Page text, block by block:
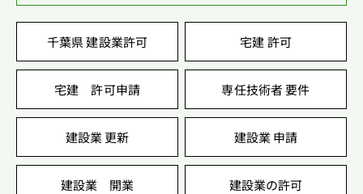
千葉県 建設業許可 宅建 許可
宅建 許可申請 専任技術者 要件
建設業 更新 建設業 申請
建設業 開業 建設業の許可